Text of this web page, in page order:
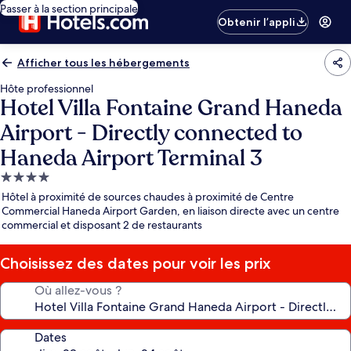
Passer à la section principale
Obtenir l’appli
Afficher tous les hébergements
Hôte professionnel
Hotel Villa Fontaine Grand Haneda
Airport - Directly connected to
Haneda Airport Terminal 3
Hébergement
4.0 étoiles
Hôtel à proximité de sources chaudes à proximité de Centre
Commercial Haneda Airport Garden, en liaison directe avec un centre
commercial et disposant 2 de restaurants
Choisissez des dates pour voir les prix
Où allez-vous ?
Dates